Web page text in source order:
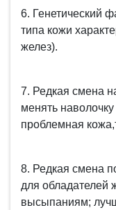
6. Генетический
типа кожи
желез).
7. Редкая смена
менять
проблемная
8. Редкая смена
для обладателей
высыпаниям;